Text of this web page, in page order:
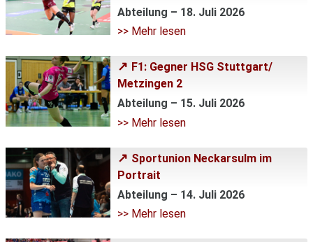
Abteilung – 18. Juli 2026
>> Mehr lesen
F1: Gegner HSG Stuttgart/
Metzingen 2
Abteilung – 15. Juli 2026
>> Mehr lesen
Sportunion Neckarsulm im
Portrait
Abteilung – 14. Juli 2026
>> Mehr lesen